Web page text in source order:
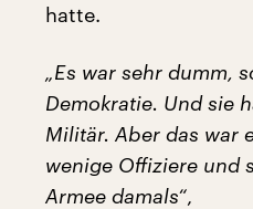
hatte.
„Es war sehr dumm,
Demokratie. Und sie
Militär. Aber das war
wenige Offiziere und
Armee damals“,